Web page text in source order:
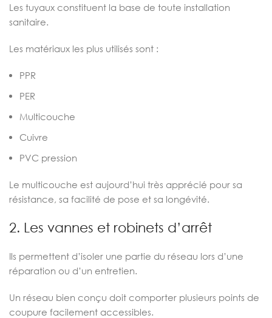
Les tuyaux constituent la base de toute installation
sanitaire.
Les matériaux les plus utilisés sont :
PPR
PER
Multicouche
Cuivre
PVC pression
Le multicouche est aujourd’hui très apprécié pour sa
résistance, sa facilité de pose et sa longévité.
2. Les vannes et robinets d’arrêt
Ils permettent d’isoler une partie du réseau lors d’une
réparation ou d’un entretien.
Un réseau bien conçu doit comporter plusieurs points de
coupure facilement accessibles.